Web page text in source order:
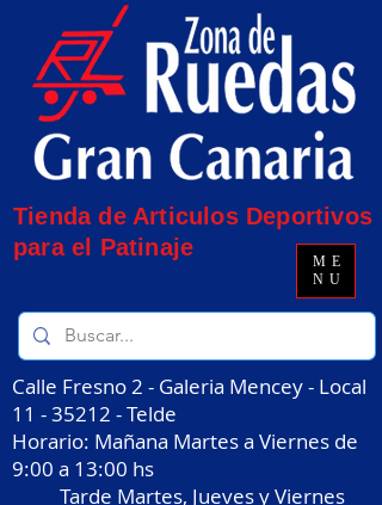
Tienda de Articulos Deportivos
para el Patinaje
ME
NU
Calle Fresno 2 - Galeria Mencey - Local
11 - 35212 - Telde
Horario: Mañana Martes a Viernes de
9:00 a 13:00 hs
Tarde Martes, Jueves y Viernes